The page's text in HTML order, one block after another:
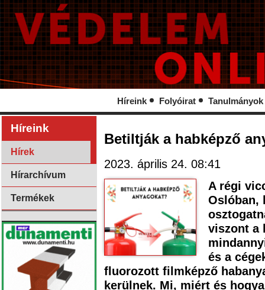
Híreink Folyóirat Tanulmányok
Híreink
Hírek
Hírarchívum
Termékek
Betiltják a habképző
2023. április 24. 08:41
A régi
Oslóban,
viszont a
és a
fluorozott filmképző
kerülnek. Mi, miért és